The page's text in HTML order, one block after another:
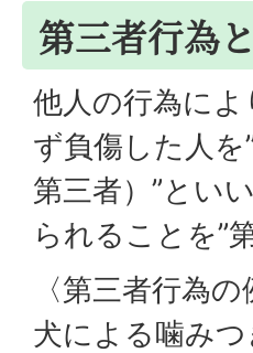
第三者行為
他人の行為に
ず負傷した人を
第三者）”とい
られることを”
〈第三者行為
犬による噛み